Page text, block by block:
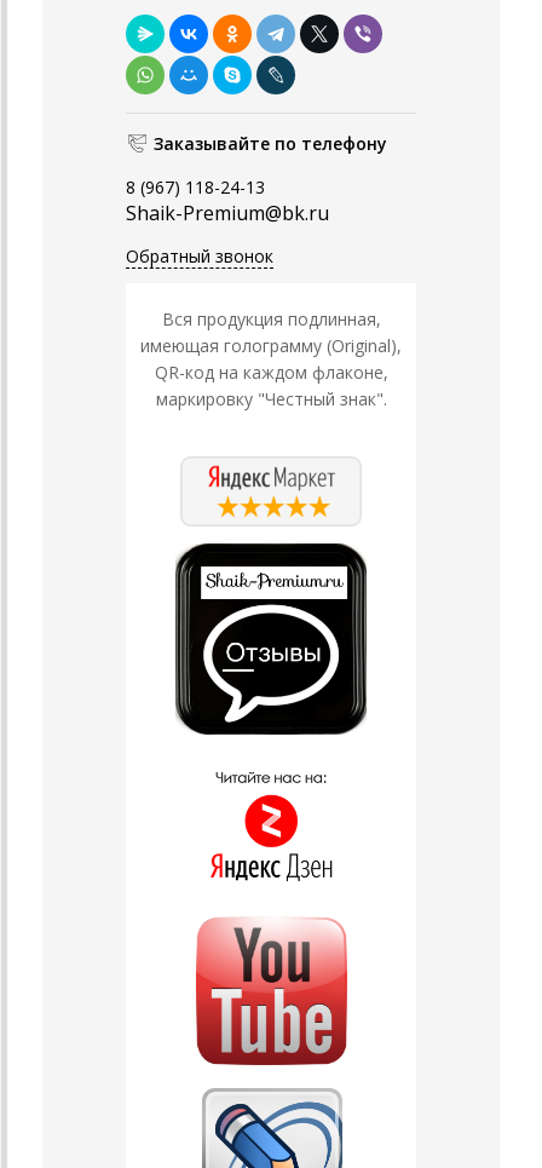
Заказывайте по телефону
8 (967) 118-24-13
Shaik-Premium@bk.ru
Обратный звонок
Вся продукция подлинная,
имеющая голограмму (Original),
QR-код на каждом флаконе,
маркировку "Честный знак".